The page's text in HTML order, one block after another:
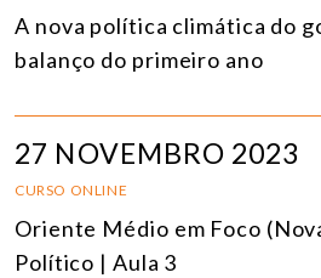
A nova política climática do
balanço do primeiro ano
27 NOVEMBRO 2023
CURSO ONLINE
Oriente Médio em Foco
Político | Aula 3